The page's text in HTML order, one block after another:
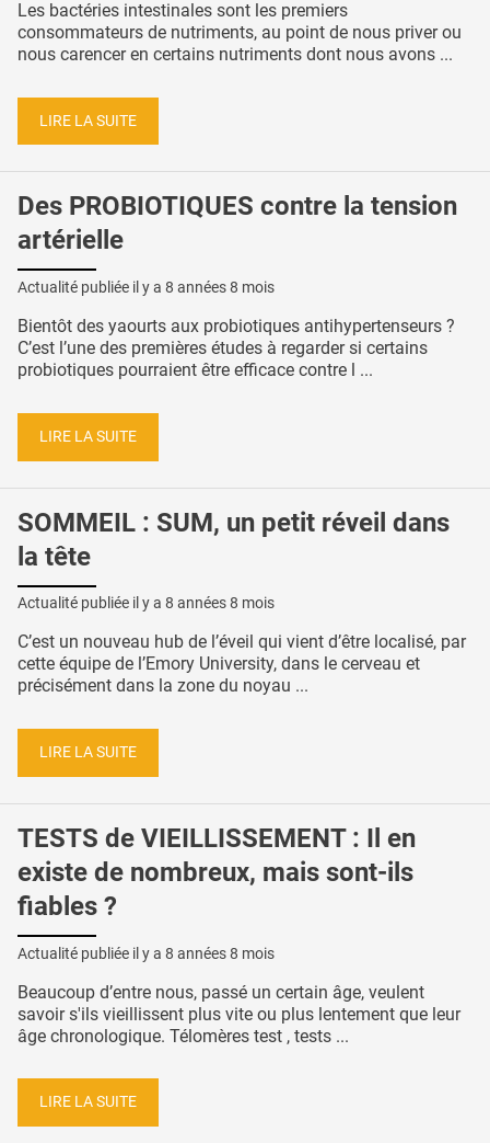
Les bactéries intestinales sont les premiers
consommateurs de nutriments, au point de nous priver ou
nous carencer en certains nutriments dont nous avons ...
LIRE LA SUITE
Des PROBIOTIQUES contre la tension
artérielle
Actualité publiée il y a 8 années 8 mois
Bientôt des yaourts aux probiotiques antihypertenseurs ?
C’est l’une des premières études à regarder si certains
probiotiques pourraient être efficace contre l ...
LIRE LA SUITE
SOMMEIL : SUM, un petit réveil dans
la tête
Actualité publiée il y a 8 années 8 mois
C’est un nouveau hub de l’éveil qui vient d’être localisé, par
cette équipe de l’Emory University, dans le cerveau et
précisément dans la zone du noyau ...
LIRE LA SUITE
TESTS de VIEILLISSEMENT : Il en
existe de nombreux, mais sont-ils
fiables ?
Actualité publiée il y a 8 années 8 mois
Beaucoup d’entre nous, passé un certain âge, veulent
savoir s'ils vieillissent plus vite ou plus lentement que leur
âge chronologique. Télomères test , tests ...
LIRE LA SUITE